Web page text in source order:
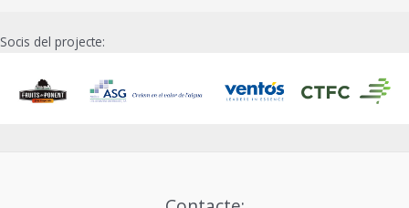
parcel·la
Castelldans
Socis del projecte: